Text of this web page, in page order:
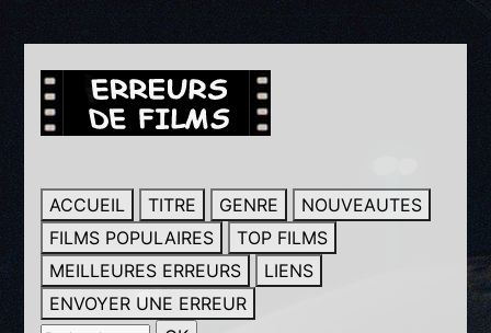
ACCUEIL TITRE GENRE
NOUVEAUTES
FILMS POPULAIRES
TOP FILMS
MEILLEURES ERREURS
LIENS
ENVOYER UNE ERREUR